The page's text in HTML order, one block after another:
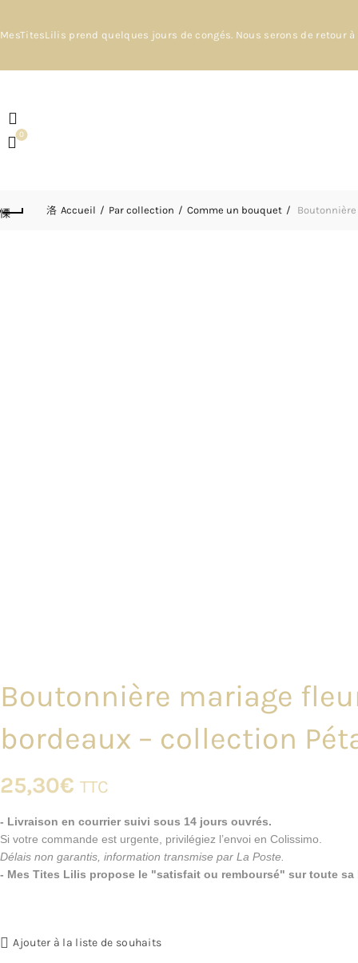
MesTitesLilis prend quelques jours de congés. Nous serons de retour
0
Accueil Par collection Comme un bouquet
Boutonnière mariage
bordeaux – collection
25,30€ TTC
- Livraison en courrier suivi sous 14 jours ouvrés.
Si votre commande est urgente, privilégiez l’envoi en Colissimo.
Délais non garantis, information transmise par La Poste.
- Mes Tites Lilis propose le "satisfait ou remboursé" sur toute sa
Ajouter à la liste de souhaits